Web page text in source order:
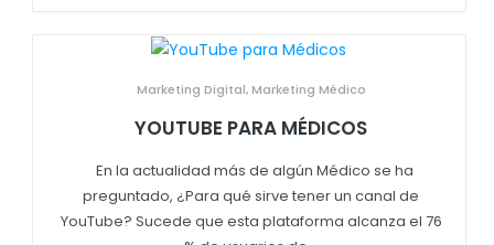
Marketing Digital, Marketing Médico
YOUTUBE PARA MÉDICOS
En la actualidad más de algún Médico se ha
preguntado, ¿Para qué sirve tener un canal de
YouTube? Sucede que esta plataforma alcanza el 76